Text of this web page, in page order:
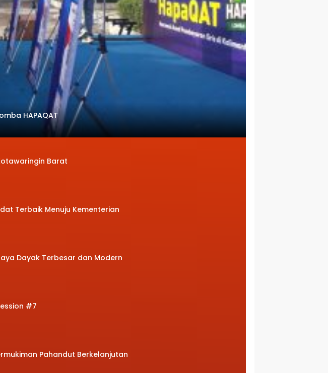
HAPAQAT
Barat
Terbaik Menuju Kementerian
Dayak Terbesar dan Modern
#7
Pahandut Berkelanjutan